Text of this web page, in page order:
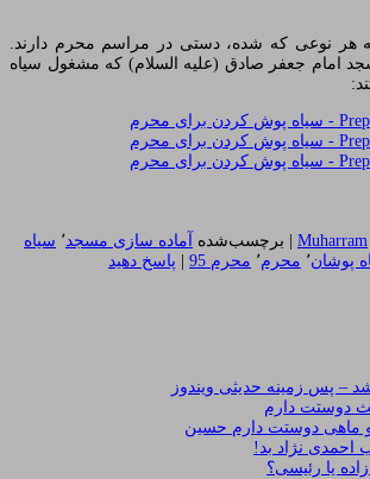
هر نوعی که شده، دستی در مراسم محرم دارند.
امام جعفر صادق (علیه السلام) که مشغول سیاه
Muharram برچسب‌شده آماده سازی مسجد٬ سیاه
پوشان٬ محرم٬ محرم 95 پاسخ دهید
دوستت دارم
و ماهی دوستت دارم حسین
احمدی نژاد بد!
یا رئیسی؟